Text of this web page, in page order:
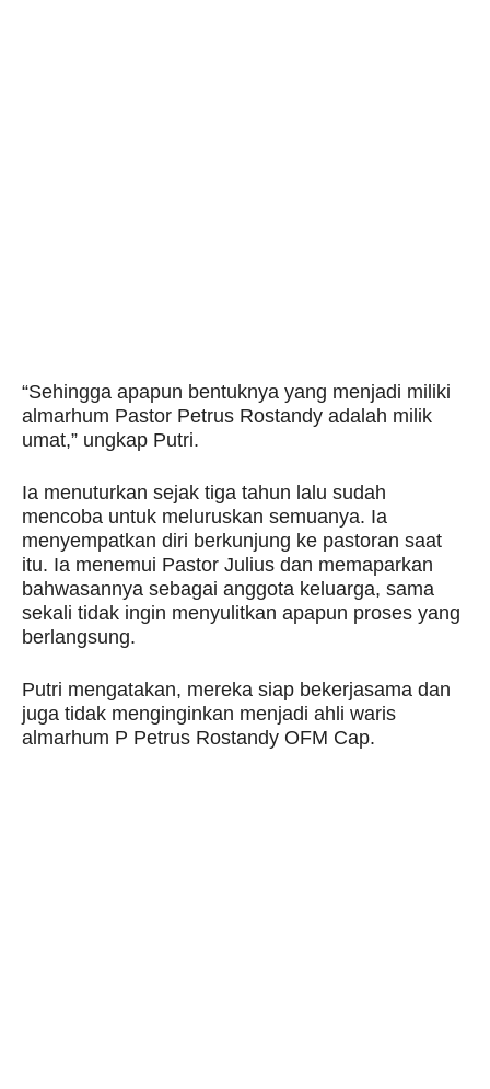
“Sehingga apapun bentuknya yang menjadi miliki
almarhum Pastor Petrus Rostandy adalah milik
umat,” ungkap Putri.
Ia menuturkan sejak tiga tahun lalu sudah
mencoba untuk meluruskan semuanya. Ia
menyempatkan diri berkunjung ke pastoran saat
itu. Ia menemui Pastor Julius dan memaparkan
bahwasannya sebagai anggota keluarga, sama
sekali tidak ingin menyulitkan apapun proses yang
berlangsung.
Putri mengatakan, mereka siap bekerjasama dan
juga tidak menginginkan menjadi ahli waris
almarhum P Petrus Rostandy OFM Cap.